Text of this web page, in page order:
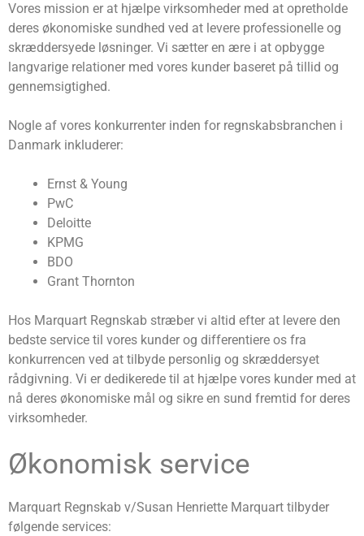
Vores mission er at hjælpe virksomheder med at opretholde
deres økonomiske sundhed ved at levere professionelle og
skræddersyede løsninger. Vi sætter en ære i at opbygge
langvarige relationer med vores kunder baseret på tillid og
gennemsigtighed.
Nogle af vores konkurrenter inden for regnskabsbranchen i
Danmark inkluderer:
Ernst & Young
PwC
Deloitte
KPMG
BDO
Grant Thornton
Hos Marquart Regnskab stræber vi altid efter at levere den
bedste service til vores kunder og differentiere os fra
konkurrencen ved at tilbyde personlig og skræddersyet
rådgivning. Vi er dedikerede til at hjælpe vores kunder med at
nå deres økonomiske mål og sikre en sund fremtid for deres
virksomheder.
Økonomisk service
Marquart Regnskab v/Susan Henriette Marquart tilbyder
følgende services: